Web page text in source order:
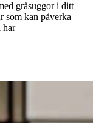
gråsuggor i ditt
som kan påverka
har